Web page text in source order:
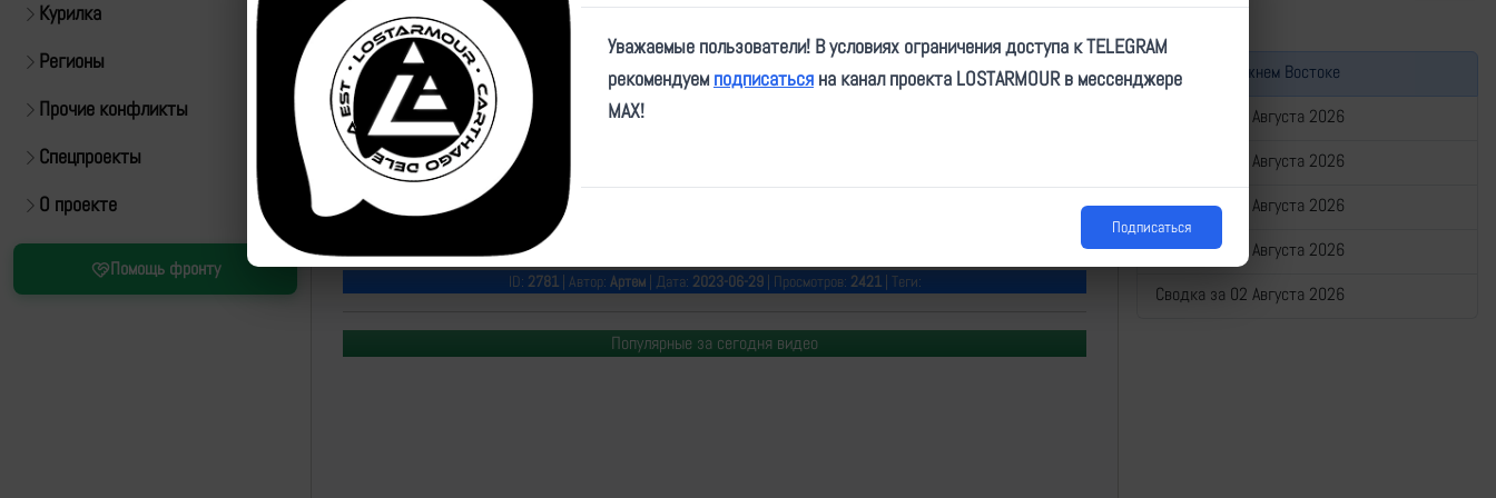
Курилка
Регионы
Прочие конфликты
Спецпроекты
О проекте
Помощь фронту
Источник:
https://t.me/ZOV_Profi/4310
ID: 2781| Автор: Артем| Дата: 2023-06-29| Просмотров: 2421| Теги:
Популярные за сегодня видео
Война на Ближнем Востоке
Сводка за 06 Августа 2026
Сводка за 05 Августа 2026
Сводка за 04 Августа 2026
Сводка за 03 Августа 2026
Сводка за 02 Августа 2026
Уважаемые пользователи! В условиях ограничения доступа к TELEGRAM
рекомендуем подписаться на канал проекта LOSTARMOUR в мессенджере
MAX!
Подписаться